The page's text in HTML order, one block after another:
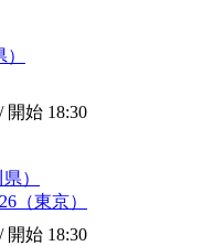
開始 18:30
）
（東京）
開始 18:30